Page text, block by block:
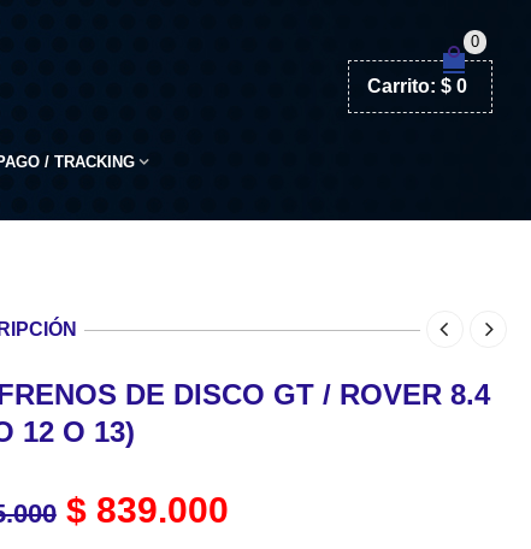
0
Carrito: $0
/ TRACKING
DE DISCO GT / ROVER 8.4
12 O 13)
$839.000